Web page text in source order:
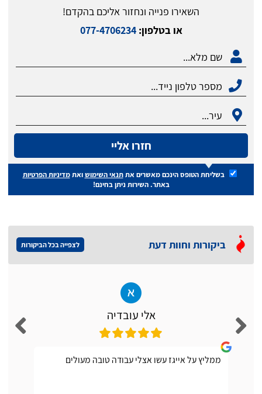
השאירו פנייה ונחזור אליכם בהקדם!
או בטלפון:077-4706234
חזרו אליי
בשליחת הטופס הינכם מאשרים אתתנאי השימושואתמדיניות הפרטיות
באתר. השירות ניתן בחינם!
ביקורות וחוות דעת לצפייה בכל הביקורות
אלי עובדיה
ממליץ על אייגז עשו אצלי עבודה טובה מעולים